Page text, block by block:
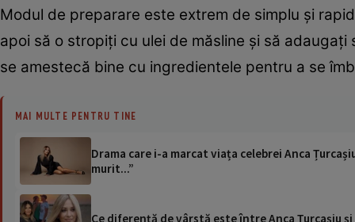
Modul de preparare este extrem de simplu și
apoi să o stropiți cu ulei de măsline și să
se amestecă bine cu ingredientele pentru a se
MAI MULTE PENTRU TINE
Drama care i-a marcat viața celebrei Anca
murit...”
Ce diferență de vârstă este între Anca Țurcașiu